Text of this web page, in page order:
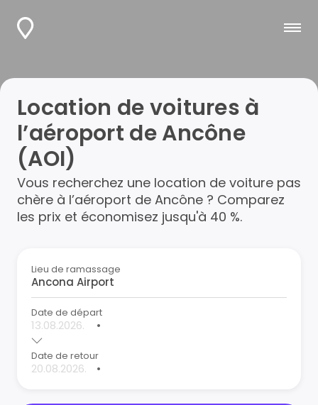
Location de voitures à
l’aéroport de Ancône
(AOI)
Vous recherchez une location de voiture pas
chère à l’aéroport de Ancône ? Comparez
les prix et économisez jusqu'à 40 %.
Lieu de ramassage
Date de départ
•
Date de retour
•